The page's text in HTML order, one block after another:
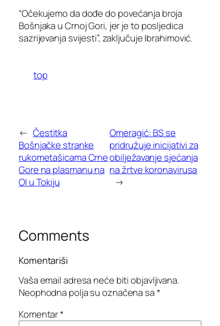
“Očekujemo da dođe do povećanja broja
Bošnjaka u Crnoj Gori, jer je to posljedica
sazrijevanja svijesti”, zaključuje Ibrahimović.
top
← Čestitka
Bošnjačke stranke
rukometašicama Crne
Gore na plasmanu na
OI u Tokiju
Omeragić: BS se
pridružuje inicijativi za
obilježavanje sjećanja
na žrtve koronavirusa
→
Comments
Komentariši
Vaša email adresa neće biti objavljivana.
Neophodna polja su označena sa*
Komentar*